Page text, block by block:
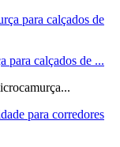
para calçados de ...